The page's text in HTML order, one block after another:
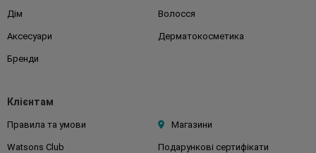
Дім Волосся
Аксесуари Дерматокосметика
Бренди
Клієнтам
Правила та умови Магазини
Watsons Club Подарункові сертифікати